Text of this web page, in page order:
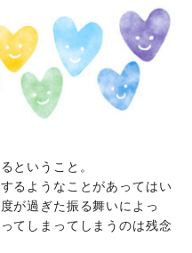
ということ。
るようなことがあってはい
が過ぎた振る舞いによっ
てしまってしまうのは残念